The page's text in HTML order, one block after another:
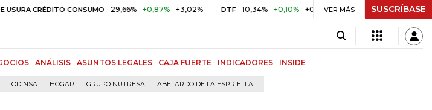
CONSUMO 29,66% +0,87% +3,02% DTF 10,34% +0,10% +0,98% UVR $ 416,91 +$ 0,05 +0,01%
VER MÁS SUSCRÍBASE
ANÁLISIS ASUNTOS LEGALES CAJA FUERTE INDICADORES INSIDE
ODINSA HOGAR GRUPO NUTRESA ABELARDO DE LA ESPRIELLA